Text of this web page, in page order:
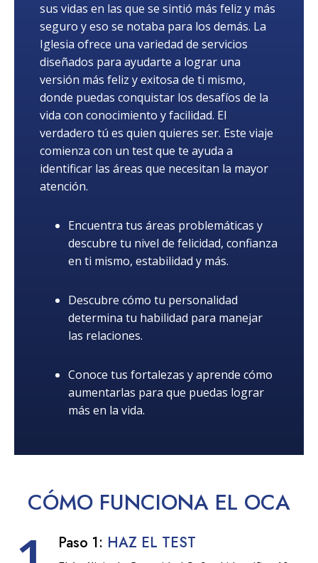
sus vidas en las que se sintió más feliz y más
seguro y eso se notaba para los demás. La
Iglesia ofrece una variedad de servicios
diseñados para ayudarte a lograr una
versión más feliz y exitosa de ti mismo,
donde puedas conquistar los desafíos de la
vida con conocimiento y facilidad. El
verdadero tú es quien quieres ser. Este viaje
comienza con un test que te ayuda a
identificar las áreas que necesitan la mayor
atención.
Encuentra tus áreas problemáticas y
descubre tu nivel de felicidad, confianza
en ti mismo, estabilidad y más.
Descubre cómo tu personalidad
determina tu habilidad para manejar
las relaciones.
Conoce tus fortalezas y aprende cómo
aumentarlas para que puedas lograr
más en la vida.
CÓMO FUNCIONA EL OCA
Paso 1: HAZ EL TEST